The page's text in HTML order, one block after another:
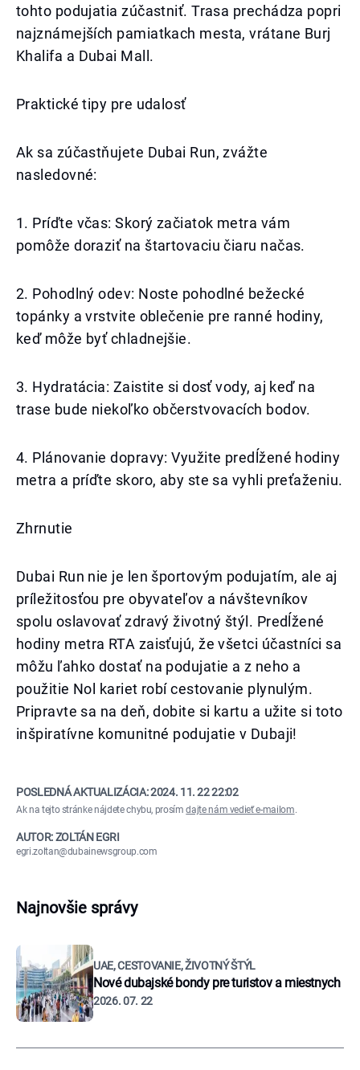
tohto podujatia zúčastniť. Trasa prechádza popri
najznámejších pamiatkach mesta, vrátane Burj
Khalifa a Dubai Mall.
Praktické tipy pre udalosť
Ak sa zúčastňujete Dubai Run, zvážte
nasledovné:
1. Príďte včas: Skorý začiatok metra vám
pomôže doraziť na štartovaciu čiaru načas.
2. Pohodlný odev: Noste pohodlné bežecké
topánky a vrstvite oblečenie pre ranné hodiny,
keď môže byť chladnejšie.
3. Hydratácia: Zaistite si dosť vody, aj keď na
trase bude niekoľko občerstvovacích bodov.
4. Plánovanie dopravy: Využite predĺžené hodiny
metra a príďte skoro, aby ste sa vyhli preťaženiu.
Zhrnutie
Dubai Run nie je len športovým podujatím, ale aj
príležitosťou pre obyvateľov a návštevníkov
spolu oslavovať zdravý životný štýl. Predĺžené
hodiny metra RTA zaisťujú, že všetci účastníci sa
môžu ľahko dostať na podujatie a z neho a
použitie Nol kariet robí cestovanie plynulým.
Pripravte sa na deň, dobite si kartu a užite si toto
inšpiratívne komunitné podujatie v Dubaji!
POSLEDNÁ AKTUALIZÁCIA:2024. 11. 22 22:02
Ak na tejto stránke nájdete chybu, prosímdajte nám vedieť e-mailom.
AUTOR: ZOLTÁN EGRI
egri.zoltan@dubainewsgroup.com
Najnovšie správy
UAE, CESTOVANIE, ŽIVOTNÝ ŠTÝL
Nové dubajské bondy pre turistov a miestnych
2026. 07. 22